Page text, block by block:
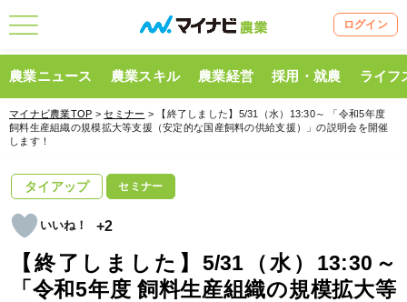
ログイン
農業ニュース 農業スキル 農業経営 採用・就農 ライフ
マイナビ農業TOP >セミナー > 【終了しました】5/31（水）13:30～ 「令和5年度
飼料生産組織の規模拡大等支援（安定的な国産飼料の供給支援）」の説明会を開催
します！
タイアップ セミナー
+2
【終了しました】5/31（水）13:30～
「令和5年度 飼料生産組織の規模拡大等